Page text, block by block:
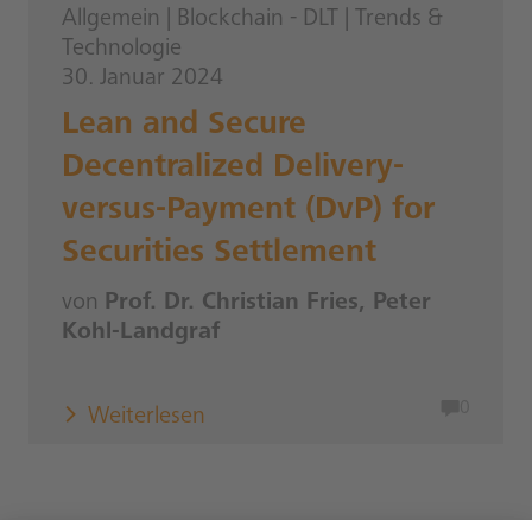
Allgemein Blockchain - DLT
Trends &
Technologie
30. Januar 2024
Lean and Secure
Decentralized Delivery-
versus-Payment (DvP) for
Securities Settlement
von Prof. Dr. Christian Fries, Peter
Kohl-Landgraf
Weiterlesen